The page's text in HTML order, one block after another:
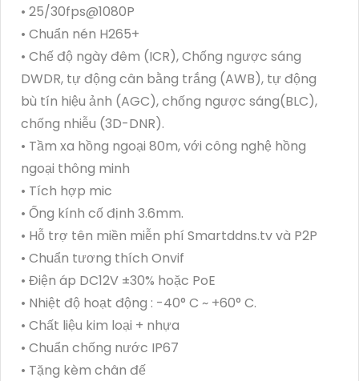
• 25/30fps@1080P
• Chuẩn nén H265+
• Chế độ ngày đêm (ICR), Chống ngược sáng
DWDR, tự động cân bằng trắng (AWB), tự động
bù tín hiệu ảnh (AGC), chống ngược sáng(BLC),
chống nhiễu (3D-DNR).
• Tầm xa hồng ngoại 80m, với công nghệ hồng
ngoại thông minh
• Tích hợp mic
• Ống kính cố định 3.6mm.
• Hỗ trợ tên miền miễn phí Smartddns.tv và P2P
• Chuẩn tương thích Onvif
• Điện áp DC12V ±30% hoặc PoE
• Nhiệt độ hoạt động : -40° C ~ +60° C.
• Chất liệu kim loại + nhựa
• Chuẩn chống nước IP67
• Tặng kèm chân đế